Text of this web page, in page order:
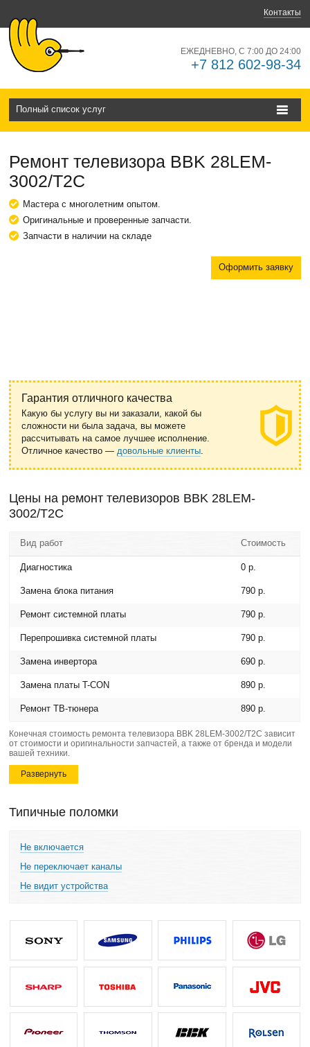
Контакты
ЕЖЕДНЕВНО, С 7:00 ДО 24:00
+7 812 602-98-34
Полный список услуг
Ремонт телевизора BBK 28LEM-
3002/T2C
Мастера с многолетним опытом.
Оригинальные и проверенные запчасти.
Запчасти в наличии на складе
Оформить заявку
Гарантия отличного качества
Какую бы услугу вы ни заказали, какой бы
сложности ни была задача, вы можете
рассчитывать на самое лучшее исполнение.
Отличное качество —довольные клиенты.
Цены на ремонт телевизоров BBK 28LEM-
3002/T2C
Вид работ Стоимость
Диагностика 0 р.
Замена блока питания 790 р.
Ремонт системной платы 790 р.
Перепрошивка системной платы 790 р.
Замена инвертора 690 р.
Замена платы T-CON 890 р.
Ремонт ТВ-тюнера 890 р.
Конечная стоимость ремонта телевизора BBK 28LEM-3002/T2C зависит
от стоимости и оригинальности запчастей, а также от бренда и модели
вашей техники.
Развернуть
Типичные поломки
Не включается
Не переключает каналы
Не видит устройства